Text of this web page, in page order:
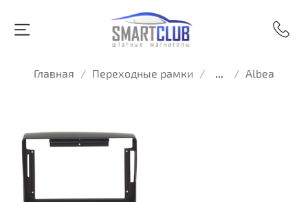
Главная Переходные рамки ... Albea